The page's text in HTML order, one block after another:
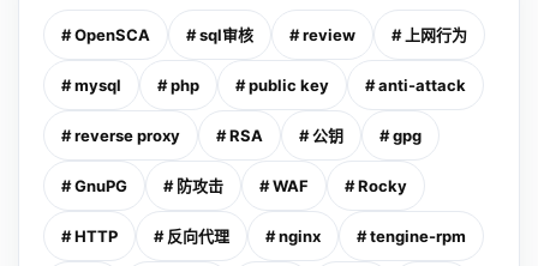
# OpenSCA # sql审核 # review # 上网行为
# mysql # php # public key # anti-attack
# reverse proxy # RSA # 公钥 # gpg
# GnuPG # 防攻击 # WAF # Rocky
# HTTP # 反向代理 # nginx # tengine-rpm